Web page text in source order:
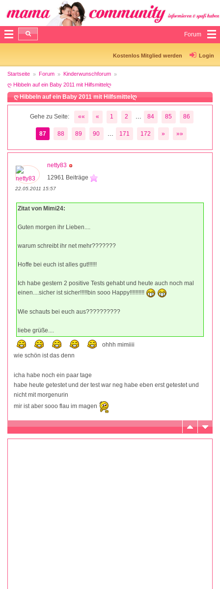
Forum
Kostenlos Mitglied werden Login
Startseite Forum
Kinderwunschforum
ღ Hibbeln auf ein Baby 2011 mit Hilfsmittelღ
ღ Hibbeln auf ein Baby 2011 mit Hilfsmittelღ
Gehe zu Seite: «« « 1 2 84 85 86
87 88 89 90 171 172 » »»
netty83
12961 Beiträge
22.05.2011 15:57
Zitat von Mimi24:
Guten morgen ihr Lieben....
warum schreibt ihr net mehr???????
Hoffe bei euch ist alles gut!!!!!!
Ich habe gestern 2 positive Tests gehabt und heute auch noch mal
einen....sicher ist sicher!!!!!bin sooo Happy!!!!!!!!!!
Wie schauts bei euch aus??????????
liebe grüße....
ohhh mimiiii
wie schön ist das denn
icha habe noch ein paar tage
habe heute getestet und der test war neg habe eben erst getestet und
nicht mit morgenurin
mir ist aber sooo flau im magen